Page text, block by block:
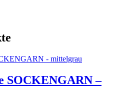
SOCKENGARN –